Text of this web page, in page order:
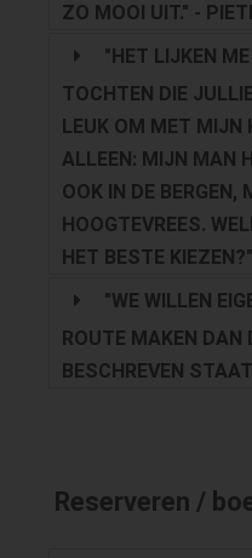
ZO MOOI UIT." -
"HET LIJKEN
TOCHTEN DIE
LEUK OM MET MIJN
ALLEEN: MIJN MAN
OOK IN DE BERGEN,
HOOGTEVREES.
HET BESTE
"WE WILLEN
ROUTE MAKEN DAN
BESCHREVEN
Reserveren /